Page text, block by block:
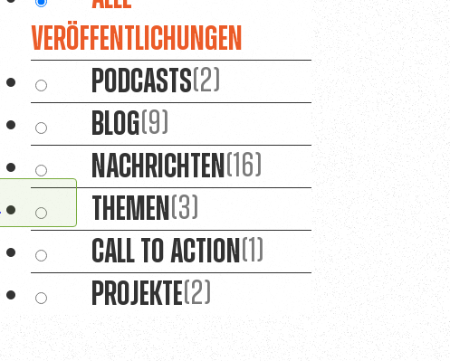
Veröffentlichungen
Podcasts(2)
Blog(9)
Nachrichten(16)
Themen(3)
Call to Action(1)
Projekte(2)